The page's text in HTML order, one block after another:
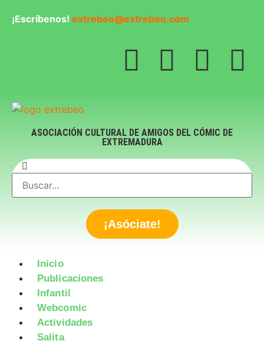
¡Escríbenos! extrebeo@extrebeo.com
ASOCIACIÓN CULTURAL DE AMIGOS DEL CÓMIC DE
EXTREMADURA
¡Asóciate!
Inicio
Publicaciones
Infantil
Webcomic
Actividades
Salita